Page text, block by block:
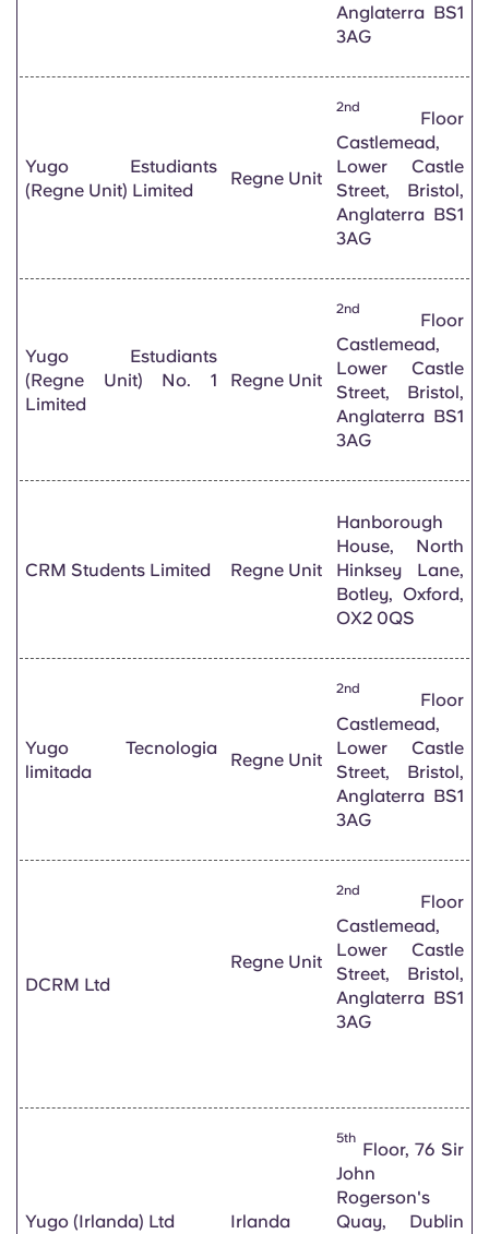
Anglaterra BS1
3AG
Yugo Estudiants
(Regne Unit) Limited
Regne Unit
2nd
Floor
Castlemead,
Lower Castle
Street, Bristol,
Anglaterra BS1
3AG
Yugo Estudiants
(Regne Unit) No. 1
Limited
Regne Unit
2nd
Floor
Castlemead,
Lower Castle
Street, Bristol,
Anglaterra BS1
3AG
CRM Students Limited Regne Unit
Hanborough
House, North
Hinksey Lane,
Botley, Oxford,
OX2 0QS
Yugo Tecnologia
limitada
Regne Unit
2nd
Floor
Castlemead,
Lower Castle
Street, Bristol,
Anglaterra BS1
3AG
DCRM Ltd
Regne Unit
2nd
Floor
Castlemead,
Lower Castle
Street, Bristol,
Anglaterra BS1
3AG
Yugo (Irlanda) Ltd Irlanda
5th
Floor, 76 Sir
John
Rogerson's
Quay, Dublin